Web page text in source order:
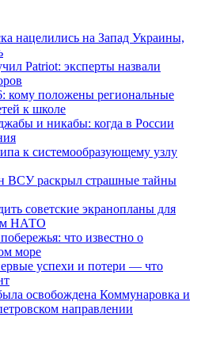
нацелились на Запад Украины,
Patriot: эксперты назвали
кому положены региональные
к школе
и никабы: когда в России
к системообразующему узлу
ВСУ раскрыл страшные тайны
советские экранопланы для
НАТО
что известно о
море
успехи и потери — что
освобождена Коммунаровка и
направлении